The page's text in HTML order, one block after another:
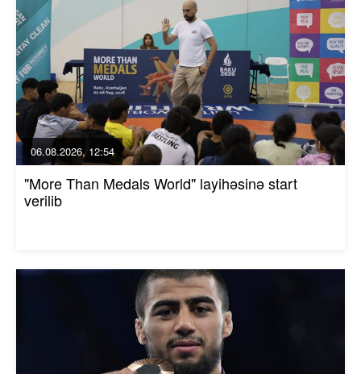
06.08.2026, 12:54
"More Than Medals World" layihəsinə start
verilib